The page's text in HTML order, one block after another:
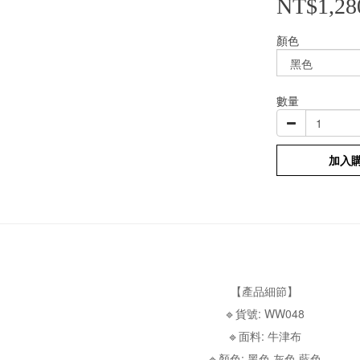
顏色
數量
加入
【產品細節】
🔹貨號: WW048
🔹面料: 牛津布